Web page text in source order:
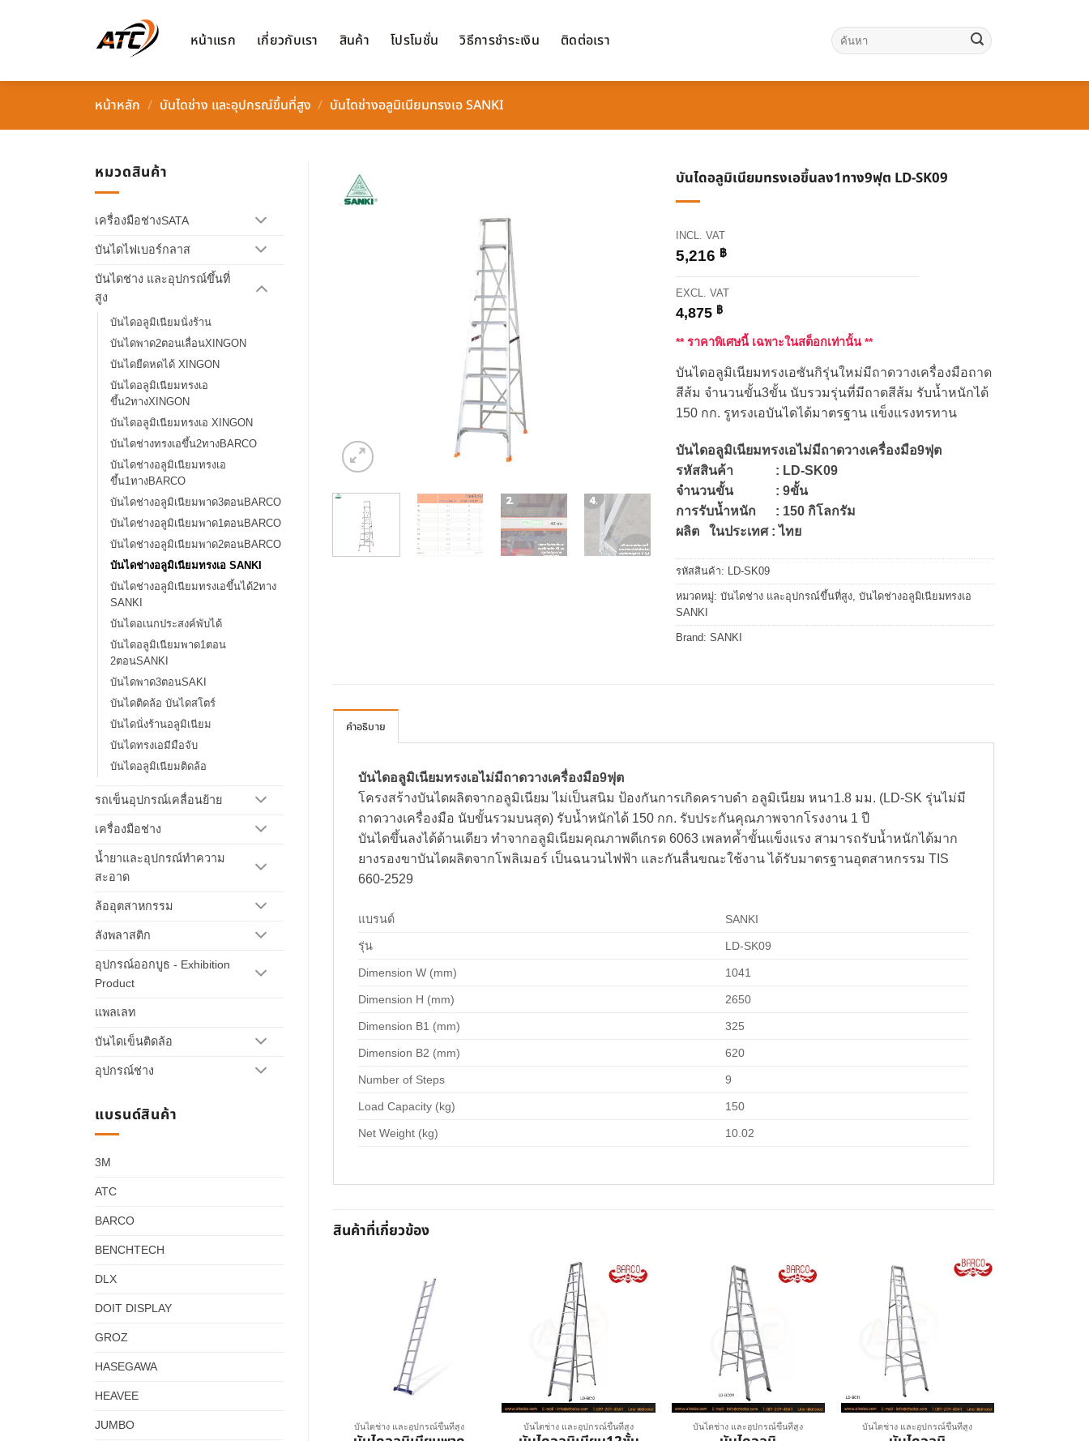
หน้าแรก เกี่ยวกับเรา สินค้า โปรโมชั่น วิธีการชำระเงิน ติดต่อเรา ค้นหา:
หน้าหลัก / บันไดช่าง และอุปกรณ์ขึ้นที่สูง / บันไดช่างอลูมิเนียมทรงเอ SANKI
หมวดสินค้า
เครื่องมือช่างSATA
บันไดไฟเบอร์กลาส
บันไดช่าง และอุปกรณ์ขึ้นที่
สูง
บันไดอลูมิเนียมนั่งร้าน
บันไดพาด2ตอนเลื่อนXINGON
บันไดยืดหดได้ XINGON
บันไดอลูมิเนียมทรงเอ
ขึ้น2ทางXINGON
บันไดอลูมิเนียมทรงเอ XINGON
บันไดช่างทรงเอขึ้น2ทางBARCO
บันไดช่างอลูมิเนียมทรงเอ
ขึ้น1ทางBARCO
บันไดช่างอลูมิเนียมพาด3ตอนBARCO
บันไดช่างอลูมิเนียมพาด1ตอนBARCO
บันไดช่างอลูมิเนียมพาด2ตอนBARCO
บันไดช่างอลูมิเนียมทรงเอ SANKI
บันไดช่างอลูมิเนียมทรงเอขึ้นได้2ทาง
SANKI
บันไดอเนกประสงค์พับได้
บันไดอลูมิเนียมพาด1ตอน
2ตอนSANKI
บันไดพาด3ตอนSAKI
บันไดติดล้อ บันไดสโตร์
บันไดนั่งร้านอลูมิเนียม
บันไดทรงเอมีมือจับ
บันไดอลูมิเนียมติดล้อ
รถเข็นอุปกรณ์เคลื่อนย้าย
เครื่องมือช่าง
น้ำยาและอุปกรณ์ทำความ
สะอาด
ล้ออุตสาหกรรม
ลังพลาสติก
อุปกรณ์ออกบูธ - Exhibition
Product
แพลเลท
บันไดเข็นติดล้อ
อุปกรณ์ช่าง
แบรนด์สินค้า
3M
ATC
BARCO
BENCHTECH
DLX
DOIT DISPLAY
GROZ
HASEGAWA
HEAVEE
JUMBO
บันไดอลูมิเนียมทรงเอขึ้นลง1ทาง9ฟุต LD-SK09
INCL. VAT
5,216 ฿
EXCL. VAT
4,875 ฿
** ราคาพิเศษนี้ เฉพาะในสต็อกเท่านั้น **
บันไดอลูมิเนียมทรงเอซันกิรุ่นใหม่มีถาดวางเครื่องมือถาด
สีส้ม จำนวนขั้น3ขั้น นับรวมรุ่นที่มีถาดสีส้ม รับน้ำหนักได้
150 กก. รูทรงเอบันไดได้มาตรฐาน แข็งแรงทรทาน
บันไดอลูมิเนียมทรงเอไม่มีถาดวางเครื่องมือ9ฟุต
รหัสสินค้า : LD-SK09
จำนวนขั้น : 9ขั้น
การรับน้ำหนัก : 150 กิโลกรัม
ผลิต ในประเทศ : ไทย
รหัสสินค้า: LD-SK09
หมวดหมู่: บันไดช่าง และอุปกรณ์ขึ้นที่สูง, บันไดช่างอลูมิเนียมทรงเอ
SANKI
Brand: SANKI
คำอธิบาย
บันไดอลูมิเนียมทรงเอไม่มีถาดวางเครื่องมือ9ฟุต
โครงสร้างบันไดผลิตจากอลูมิเนียม ไม่เป็นสนิม ป้องกันการเกิดคราบดำ อลูมิเนียม หนา1.8 มม. (LD-SK รุ่นไม่มี
ถาดวางเครื่องมือ นับขั้นรวมบนสุด) รับน้ำหนักได้ 150 กก. รับประกันคุณภาพจากโรงงาน 1 ปี
บันไดขึ้นลงได้ด้านเดียว ทำจากอลูมิเนียมคุณภาพดีเกรด 6063 เพลทค้ำขั้นแข็งแรง สามารถรับน้ำหนักได้มาก
ยางรองขาบันไดผลิตจากโพลิเมอร์ เป็นฉนวนไฟฟ้า และกันลื่นขณะใช้งาน ได้รับมาตรฐานอุตสาหกรรม TIS
660-2529
แบรนด์ SANKI
รุ่น LD-SK09
Dimension W (mm) 1041
Dimension H (mm) 2650
Dimension B1 (mm) 325
Dimension B2 (mm) 620
Number of Steps 9
Load Capacity (kg) 150
Net Weight (kg) 10.02
สินค้าที่เกี่ยวข้อง
บันไดช่าง และอุปกรณ์ขึ้นที่สูง บันไดช่าง และอุปกรณ์ขึ้นที่สูง บันไดช่าง และอุปกรณ์ขึ้นที่สูง บันไดช่าง และอุปกรณ์ขึ้นที่สูง